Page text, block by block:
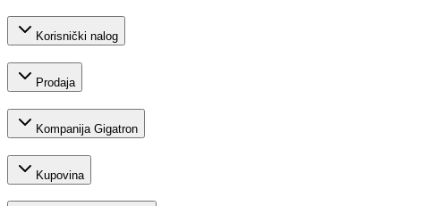
Korisnički nalog
Prodaja
Kompanija Gigatron
Kupovina